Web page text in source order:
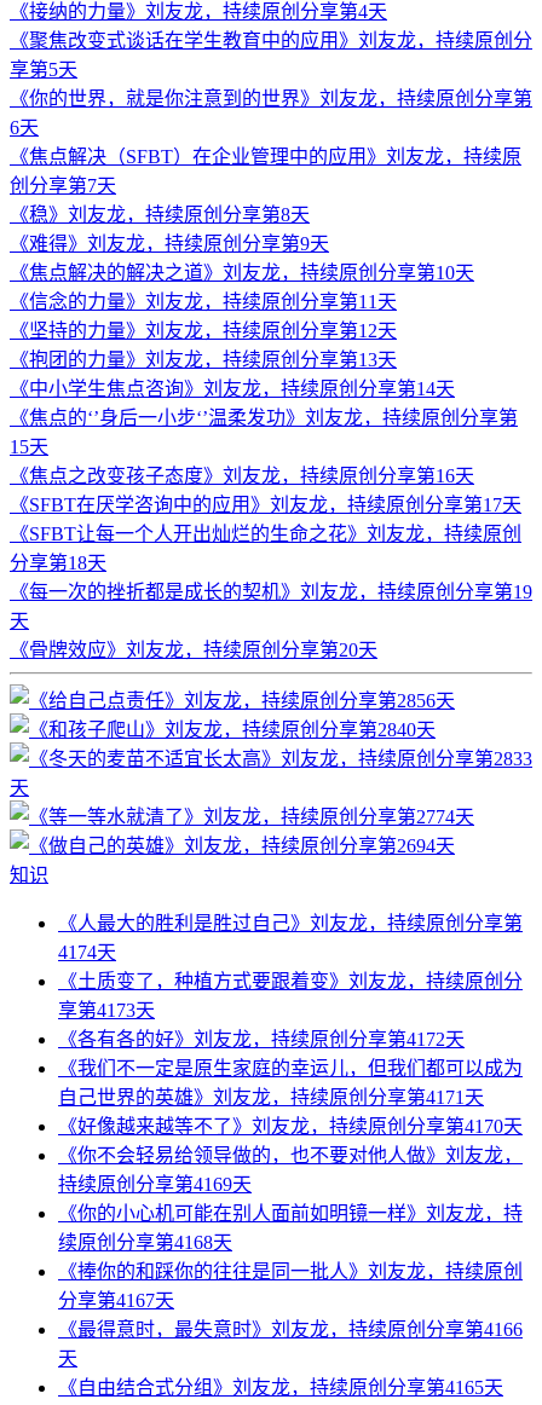
《接纳的力量》刘友龙，持续原创分享第4天
《聚焦改变式谈话在学生教育中的应用》刘友龙，持续原创分
享第5天
《你的世界，就是你注意到的世界》刘友龙，持续原创分享第
6天
《焦点解决（SFBT）在企业管理中的应用》刘友龙，持续原
创分享第7天
《稳》刘友龙，持续原创分享第8天
《难得》刘友龙，持续原创分享第9天
《焦点解决的解决之道》刘友龙，持续原创分享第10天
《信念的力量》刘友龙，持续原创分享第11天
《坚持的力量》刘友龙，持续原创分享第12天
《抱团的力量》刘友龙，持续原创分享第13天
《中小学生焦点咨询》刘友龙，持续原创分享第14天
《焦点的‘’身后一小步‘’温柔发功》刘友龙，持续原创分享第
15天
《焦点之改变孩子态度》刘友龙，持续原创分享第16天
《SFBT在厌学咨询中的应用》刘友龙，持续原创分享第17天
《SFBT让每一个人开出灿烂的生命之花》刘友龙，持续原创
分享第18天
《每一次的挫折都是成长的契机》刘友龙，持续原创分享第19
天
《骨牌效应》刘友龙，持续原创分享第20天
知识
《人最大的胜利是胜过自己》刘友龙，持续原创分享第
4174天
《土质变了，种植方式要跟着变》刘友龙，持续原创分
享第4173天
《各有各的好》刘友龙，持续原创分享第4172天
《我们不一定是原生家庭的幸运儿，但我们都可以成为
自己世界的英雄》刘友龙，持续原创分享第4171天
《好像越来越等不了》刘友龙，持续原创分享第4170天
《你不会轻易给领导做的，也不要对他人做》刘友龙，
持续原创分享第4169天
《你的小心机可能在别人面前如明镜一样》刘友龙，持
续原创分享第4168天
《捧你的和踩你的往往是同一批人》刘友龙，持续原创
分享第4167天
《最得意时，最失意时》刘友龙，持续原创分享第4166
天
《自由结合式分组》刘友龙，持续原创分享第4165天